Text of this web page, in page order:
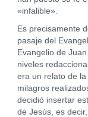
«infalible».
Es precisamente
pasaje del
Evangelio de
niveles
era un relato de
milagros
decidió insertar
de Jesús, es